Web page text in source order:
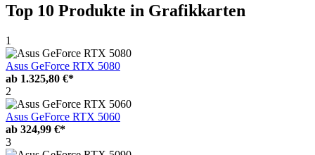
Top 10 Produkte in Grafikkarten
1
Asus GeForce RTX 5080
ab 1.325,80 €*
2
Asus GeForce RTX 5060
ab 324,99 €*
3